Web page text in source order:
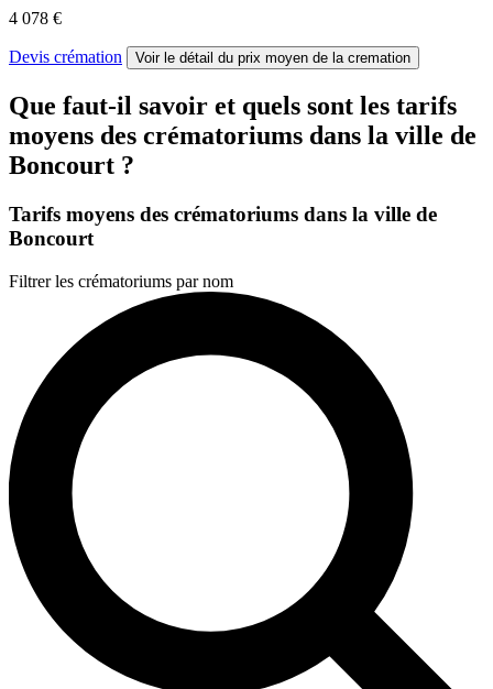
4 078 €
Devis crémation Voir le détail du prix moyen de la cremation
Que faut-il savoir et quels sont les tarifs
moyens des crématoriums dans la ville de
Boncourt ?
Tarifs moyens des crématoriums dans la ville de
Boncourt
Filtrer les crématoriums par nom